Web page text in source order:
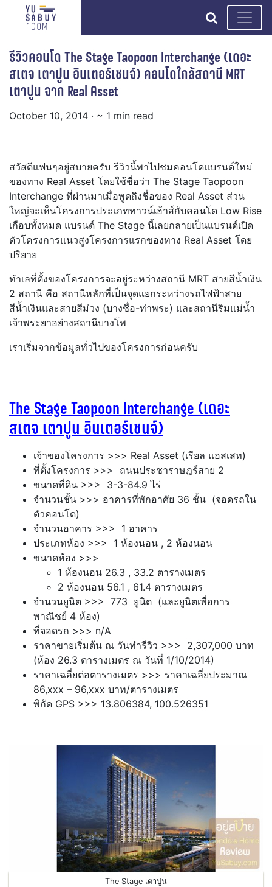
search
รีวิวคอนโด The Stage Taopoon Interchange (เดอะ
สเตจ เตาปูน อินเตอร์เชนจ์) คอนโดใกล้สถานี MRT
เตาปูน จาก Real Asset
October 10, 2014 · ~ 1 min read
สวัสดีแฟนๆอยู่สบายครับ รีวิวนี้พาไปชมคอนโดแบรนด์ใหม่
ของทาง Real Asset โดยใช้ชื่อว่า The Stage Taopoon
Interchange ที่ผ่านมาเมื่อพูดถึงชื่อของ Real Asset ส่วน
ใหญ่จะเห็นโครงการประเภททาวน์เฮ้าส์กับคอนโด Low Rise
เกือบทั้งหมด แบรนด์ The Stage นี้เลยกลายเป็นแบรนด์เปิด
ตัวโครงการแนวสูงโครงการแรกของทาง Real Asset โดย
ปริยาย
ทำเลที่ตั้งของโครงการจะอยู่ระหว่างสถานี MRT สายสีน้ำเงิน
2 สถานี คือ สถานีหลักที่เป็นจุดแยกระหว่างรถไฟฟ้าสาย
สีน้ำเงินและสายสีม่วง (บางซื่อ-ท่าพระ) และสถานีริมแม่น้ำ
เจ้าพระยาอย่างสถานีบางโพ
เราเริ่มจากข้อมูลทั่วไปของโครงการก่อนครับ
The Stage Taopoon Interchange (เดอะ
สเตจ เตาปูน อินเตอร์เชนจ์)
เจ้าของโครงการ >>> Real Asset (เรียล แอสเสท)
ที่ตั้งโครงการ >>> ถนนประชาราษฎร์สาย 2
ขนาดที่ดิน >>> 3-3-84.9 ไร่
จำนวนชั้น >>> อาคารที่พักอาศัย 36 ชั้น (จอดรถใน
ตัวคอนโด)
จำนวนอาคาร >>> 1 อาคาร
ประเภทห้อง >>> 1 ห้องนอน , 2 ห้องนอน
ขนาดห้อง >>>
1 ห้องนอน 26.3 , 33.2 ตารางเมตร
2 ห้องนอน 56.1 , 61.4 ตารางเมตร
จำนวนยูนิต >>> 773 ยูนิต (และยูนิตเพื่อการ
พาณิชย์ 4 ห้อง)
ที่จอดรถ >>> n/A
ราคาขายเริ่มต้น ณ วันทำรีวิว >>> 2,307,000 บาท
(ห้อง 26.3 ตารางเมตร ณ วันที่ 1/10/2014)
ราคาเฉลี่ยต่อตารางเมตร >>> ราคาเฉลี่ยประมาณ
86,xxx – 96,xxx บาท/ตารางเมตร
พิกัด GPS >>> 13.806384, 100.526351
The Stage เตาปูน